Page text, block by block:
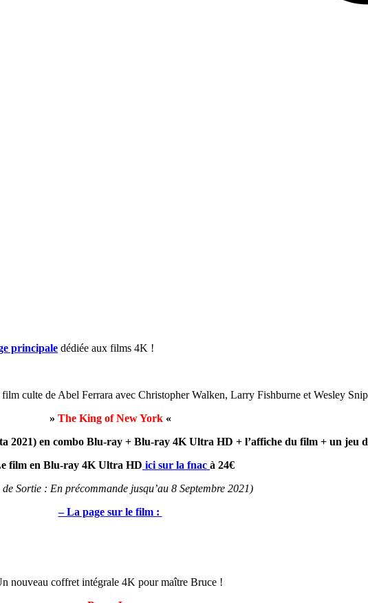
principale dédiée aux films 4K !
culte de Abel Ferrara avec Christopher Walken, Larry Fishburne et Wesley
» The King of New York «
2021) en combo Blu-ray + Blu-ray 4K Ultra HD + l’affiche du film + un jeu
film en Blu-ray 4K Ultra HD ici sur la fnac à 24€
Sortie : En précommande jusqu’au 8 Septembre 2021)
– La page sur le film :
nouveau coffret intégrale 4K pour maître Bruce !